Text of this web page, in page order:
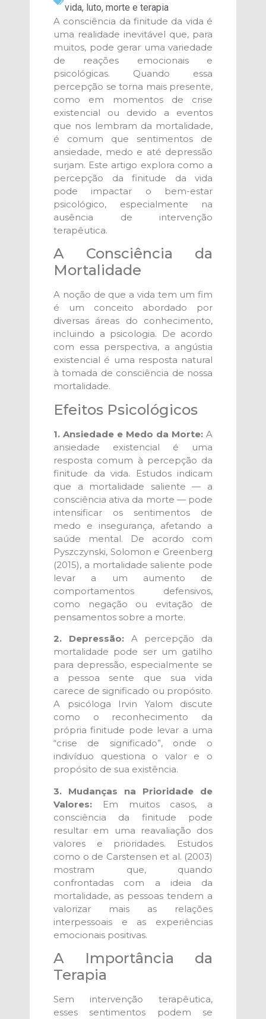
vida, luto, morte e terapia
A consciência da finitude da vida é
uma realidade inevitável que, para
muitos, pode gerar uma variedade
de reações emocionais e
psicológicas. Quando essa
percepção se torna mais presente,
como em momentos de crise
existencial ou devido a eventos
que nos lembram da mortalidade,
é comum que sentimentos de
ansiedade, medo e até depressão
surjam. Este artigo explora como a
percepção da finitude da vida
pode impactar o bem-estar
psicológico, especialmente na
ausência de intervenção
terapêutica.
A Consciência da
Mortalidade
A noção de que a vida tem um fim
é um conceito abordado por
diversas áreas do conhecimento,
incluindo a psicologia. De acordo
com essa perspectiva, a angústia
existencial é uma resposta natural
à tomada de consciência de nossa
mortalidade.
Efeitos Psicológicos
1. Ansiedade e Medo da Morte: A
ansiedade existencial é uma
resposta comum à percepção da
finitude da vida. Estudos indicam
que a mortalidade saliente — a
consciência ativa da morte — pode
intensificar os sentimentos de
medo e insegurança, afetando a
saúde mental. De acordo com
Pyszczynski, Solomon e Greenberg
(2015), a mortalidade saliente pode
levar a um aumento de
comportamentos defensivos,
como negação ou evitação de
pensamentos sobre a morte.
2. Depressão:A percepção da
mortalidade pode ser um gatilho
para depressão, especialmente se
a pessoa sente que sua vida
carece de significado ou propósito.
A psicóloga Irvin Yalom discute
como o reconhecimento da
própria finitude pode levar a uma
“crise de significado”, onde o
indivíduo questiona o valor e o
propósito de sua existência.
3. Mudanças na Prioridade de
Valores: Em muitos casos, a
consciência da finitude pode
resultar em uma reavaliação dos
valores e prioridades. Estudos
como o de Carstensen et al. (2003)
mostram que, quando
confrontadas com a ideia da
mortalidade, as pessoas tendem a
valorizar mais as relações
interpessoais e as experiências
emocionais positivas.
A Importância da
Terapia
Sem intervenção terapêutica,
esses sentimentos podem se